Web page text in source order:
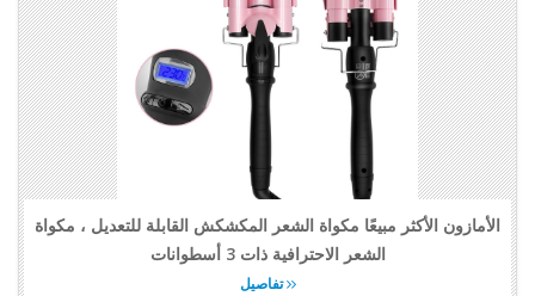
الأمازون الأكثر مبيعًا مكواة الشعر المكشكش القابلة للتعديل ، مكواة
الشعر الاحترافية ذات 3 أسطوانات
تفاصيل